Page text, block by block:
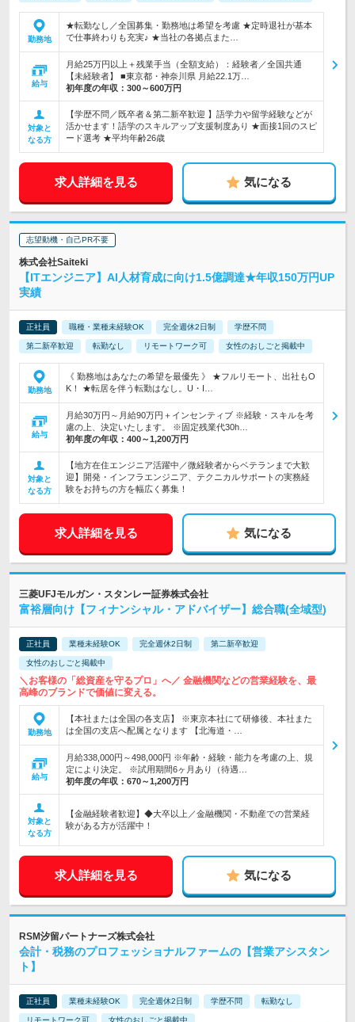
勤務地
★転勤なし／全国募集・勤務地は希望を考慮 ★定時退社が基本
で仕事終わりも充実♪ ★当社の各拠点また…
給与
月給25万円以上＋残業手当（全額支給）：経験者／全国共通
【未経験者】 ■東京都・神奈川県 月給22.1万…
初年度の年収： 300～600万円
対象と
なる方
【学歴不問／既卒者＆第二新卒歓迎 】語学力や留学経験などが
活かせます！語学のスキルアップ支援制度あり ★面接1回のスピ
ード選考 ★平均年齢26歳
求人詳細を見る 気になる
志望動機・自己PR不要
株式会社Saiteki
【ITエンジニア】AI人材育成に向け1.5億調達★年収150万円UP
実績
正社員 職種・業種未経験OK 完全週休2日制 学歴不問
第二新卒歓迎 転勤なし リモートワーク可 女性のおしごと掲載中
勤務地
《 勤務地はあなたの希望を最優先 》 ★フルリモート、出社もO
K！ ★転居を伴う転勤はなし。U・I…
給与
月給30万円～月給90万円＋インセンティブ ※経験・スキルを考
慮の上、決定いたします。 ※固定残業代30h…
初年度の年収： 400～1,200万円
対象と
なる方
【地方在住エンジニア活躍中／微経験者からベテランまで大歓
迎】開発・インフラエンジニア、テクニカルサポートの実務経
験をお持ちの方を幅広く募集！
求人詳細を見る 気になる
三菱UFJモルガン・スタンレー証券株式会社
富裕層向け【フィナンシャル・アドバイザー】総合職(全域型)
正社員 業種未経験OK 完全週休2日制 第二新卒歓迎
女性のおしごと掲載中
＼お客様の「総資産を守るプロ」へ／ 金融機関などの営業経験を、最
高峰のブランドで価値に変える。
勤務地
【本社または全国の各支店】 ※東京本社にて研修後、本社また
は全国の支店へ配属となります 【北海道・…
給与
月給338,000円～498,000円 ※年齢・経験・能力を考慮の上、規
定により決定。 ※試用期間6ヶ月あり（待遇…
初年度の年収： 670～1,200万円
対象と
なる方
【金融経験者歓迎】◆大卒以上／金融機関・不動産での営業経
験がある方が活躍中！
求人詳細を見る 気になる
RSM汐留パートナーズ株式会社
会計・税務のプロフェッショナルファームの【営業アシスタン
ト】
正社員 業種未経験OK 完全週休2日制 学歴不問 転勤なし
リモートワーク可 女性のおしごと掲載中